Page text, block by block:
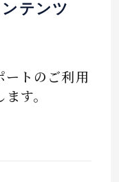
テンツ
ートのご利用
す。